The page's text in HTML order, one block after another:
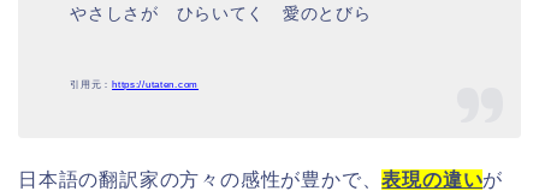
やさしさが ひらいてく 愛のとびら
引用元： https://utaten.com
日本語の翻訳家の方々の感性が豊かで、表現の違いが